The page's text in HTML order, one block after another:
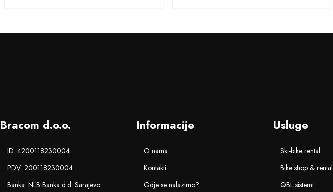
Bracom d.o.o.
ID: 4200118230004
PDV: 200118230004
Banka: NLB Banka d.d. Sarajevo
Informacije
O nama
Kontakti
Gdje se nalazimo?
Usluge
Ski-bike rental
Bike shop & rental
QBL sistemi